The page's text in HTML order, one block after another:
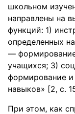
школьном
направлены на
функций: 1)
определенных
—
учащихся; 3)
формирование и
навыков» [2, с.
При этом, как